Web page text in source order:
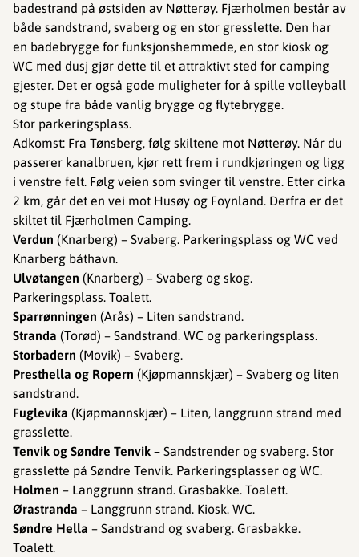
badestrand på østsiden av Nøtterøy. Fjærholmen består av
både sandstrand, svaberg og en stor gresslette. Den har
en badebrygge for funksjonshemmede, en stor kiosk og
WC med dusj gjør dette til et attraktivt sted for camping
gjester. Det er også gode muligheter for å spille volleyball
og stupe fra både vanlig brygge og flytebrygge.
Stor parkeringsplass.
Adkomst: Fra Tønsberg, følg skiltene mot Nøtterøy. Når du
passerer kanalbruen, kjør rett frem i rundkjøringen og ligg
i venstre felt. Følg veien som svinger til venstre. Etter cirka
2 km, går det en vei mot Husøy og Foynland. Derfra er det
skiltet til Fjærholmen Camping.
Verdun (Knarberg) – Svaberg. Parkeringsplass og WC ved
Knarberg båthavn.
Ulvøtangen (Knarberg) – Svaberg og skog.
Parkeringsplass. Toalett.
Sparrønningen (Arås) – Liten sandstrand.
Stranda (Torød) – Sandstrand. WC og parkeringsplass.
Storbadern (Movik) – Svaberg.
Presthella og Ropern (Kjøpmannskjær) – Svaberg og liten
sandstrand.
Fuglevika (Kjøpmannskjær) – Liten, langgrunn strand med
grasslette.
Tenvik og Søndre Tenvik – Sandstrender og svaberg. Stor
grasslette på Søndre Tenvik. Parkeringsplasser og WC.
Holmen – Langgrunn strand. Grasbakke. Toalett.
Ørastranda – Langgrunn strand. Kiosk. WC.
Søndre Hella – Sandstrand og svaberg. Grasbakke.
Toalett.